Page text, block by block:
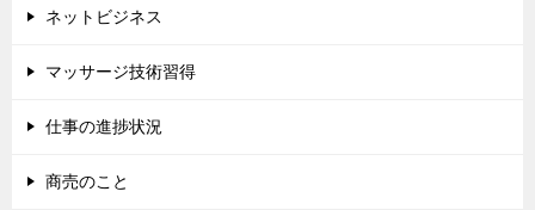
ネットビジネス
マッサージ技術習得
仕事の進捗状況
商売のこと